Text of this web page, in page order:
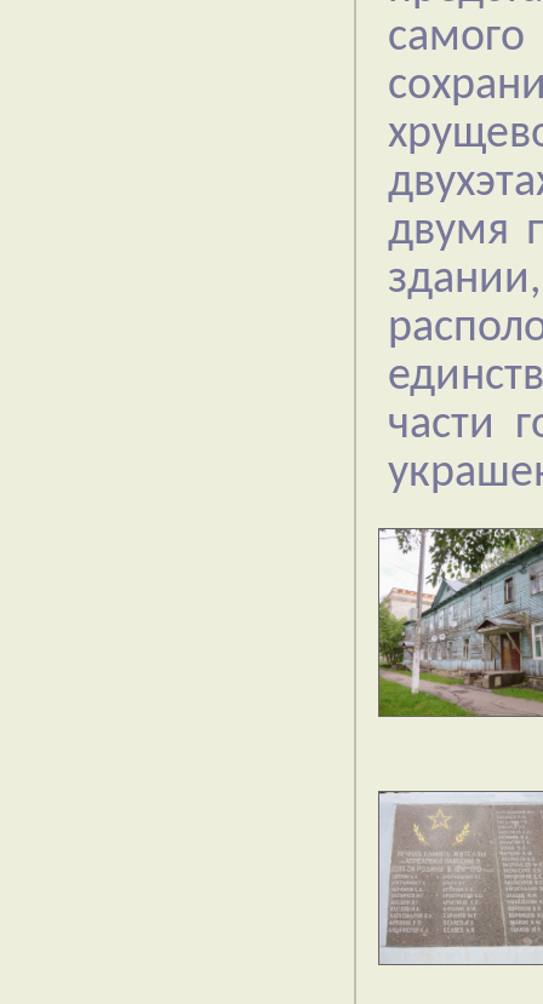
двумя
части